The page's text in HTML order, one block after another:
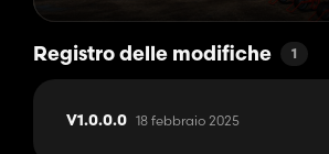
Registro delle modifiche 1
V1.0.0.0 18 febbraio 2025